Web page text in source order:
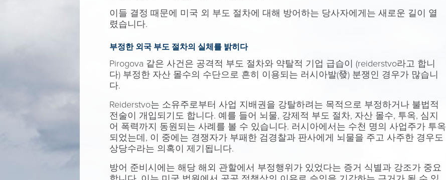
이들 결정 때문에 미국 외 부도 절차에 대해 방어하는 당사자에게는 새로운 길이 열
렸습니다.
부정한 외국 부도 절차의 실체를 밝히다
Pirogova 같은 사건은 공격적 부도 절차와 약탈적 기업 급습이 (reiderstvo라고 합니
다) 부정한 자산 몰수의 수단으로 흔히 이용되는 러시아발(發) 분쟁인 경우가 많습니
다.
Reiderstvo는 소유주로부터 사업 지배권을 강탈하려는 목적으로 부정하거나 불법적
전술이 개입되기도 합니다. 예를 들어 뇌물, 강제적 부도 절차, 자산 몰수, 투옥, 심지
어 폭력까지 동원되는 사례를 볼 수 있습니다. 러시아에서는 수천 명의 사업주가 투옥
되었는데, 이 중에는 경쟁자가 부패한 검경찰과 판사에게 뇌물을 주고 사주한 경우도
상당수라는 의혹이 제기됩니다.
방어 준비시에는 해당 해외 관할에서 부정행위가 있었다는 증거 식별과 강조가 중요